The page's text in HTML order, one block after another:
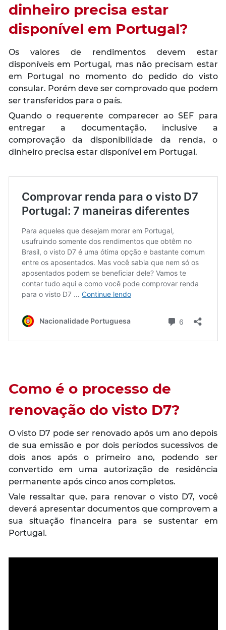
dinheiro precisa estar
disponível em Portugal?
Os valores de rendimentos devem estar
disponíveis em Portugal, mas não precisam estar
em Portugal no momento do pedido do visto
consular. Porém deve ser comprovado que podem
ser transferidos para o país.
Quando o requerente comparecer ao SEF para
entregar a documentação, inclusive a
comprovação da disponibilidade da renda, o
dinheiro precisa estar disponível em Portugal.
Como é o processo de
renovação do visto D7?
O visto D7 pode ser renovado após um ano depois
de sua emissão e por dois períodos sucessivos de
dois anos após o primeiro ano, podendo ser
convertido em uma autorização de residência
permanente após cinco anos completos.
Vale ressaltar que, para renovar o visto D7, você
deverá apresentar documentos que comprovem a
sua situação financeira para se sustentar em
Portugal.